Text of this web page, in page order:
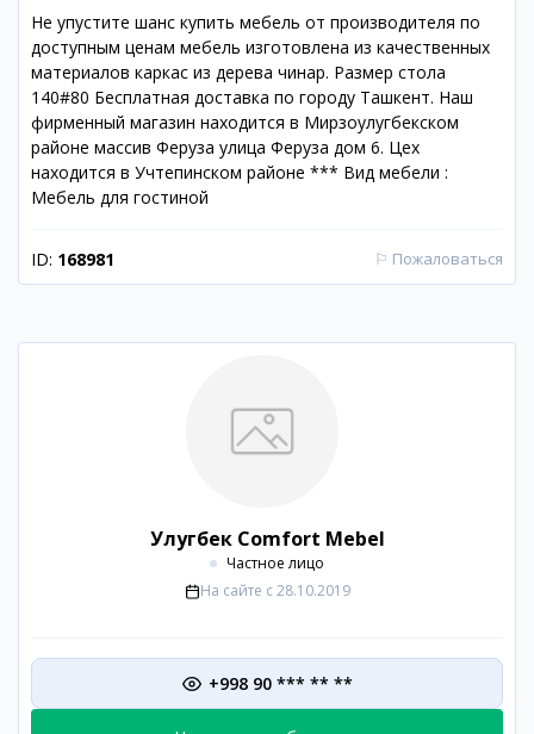
Не упустите шанс купить мебель от производителя по
доступным ценам мебель изготовлена из качественных
материалов каркас из дерева чинар. Размер стола
140#80 Бесплатная доставка по городу Ташкент. Наш
фирменный магазин находится в Мирзоулугбекском
районе массив Феруза улица Феруза дом 6. Цех
находится в Учтепинском районе *** Вид мебели :
Мебель для гостиной
ID: 168981 ⚐ Пожаловаться
Улугбек Comfort Mebel
Частное лицо
На сайте с 28.10.2019
+998 90 *** ** **